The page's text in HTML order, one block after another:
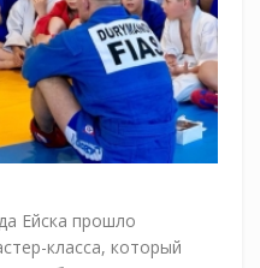
Ейска прошло
класса, который